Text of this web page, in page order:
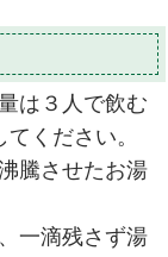
は３人で飲む
ください。
騰させたお湯
一滴残さず湯